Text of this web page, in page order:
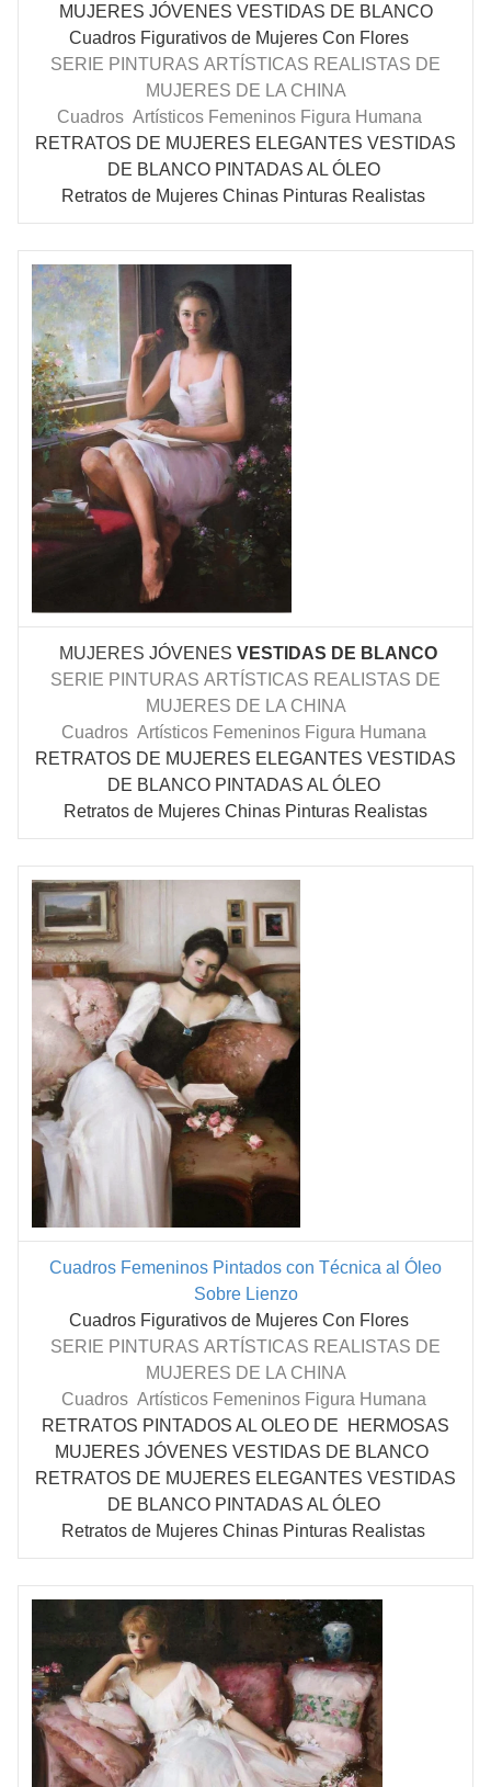
MUJERES JÓVENES VESTIDAS DE BLANCO
Cuadros Figurativos de Mujeres Con Flores
SERIE PINTURAS ARTÍSTICAS REALISTAS DE
MUJERES DE LA CHINA
Cuadros Artísticos Femeninos Figura Humana
RETRATOS DE MUJERES ELEGANTES VESTIDAS
DE BLANCO PINTADAS AL ÓLEO
Retratos de Mujeres Chinas Pinturas Realistas
MUJERES JÓVENES VESTIDAS DE BLANCO
SERIE PINTURAS ARTÍSTICAS REALISTAS DE
MUJERES DE LA CHINA
Cuadros Artísticos Femeninos Figura Humana
RETRATOS DE MUJERES ELEGANTES VESTIDAS
DE BLANCO PINTADAS AL ÓLEO
Retratos de Mujeres Chinas Pinturas Realistas
Cuadros Femeninos Pintados con Técnica al Óleo
Sobre Lienzo
Cuadros Figurativos de Mujeres Con Flores
SERIE PINTURAS ARTÍSTICAS REALISTAS DE
MUJERES DE LA CHINA
Cuadros Artísticos Femeninos Figura Humana
RETRATOS PINTADOS AL OLEO DE HERMOSAS
MUJERES JÓVENES VESTIDAS DE BLANCO
RETRATOS DE MUJERES ELEGANTES VESTIDAS
DE BLANCO PINTADAS AL ÓLEO
Retratos de Mujeres Chinas Pinturas Realistas